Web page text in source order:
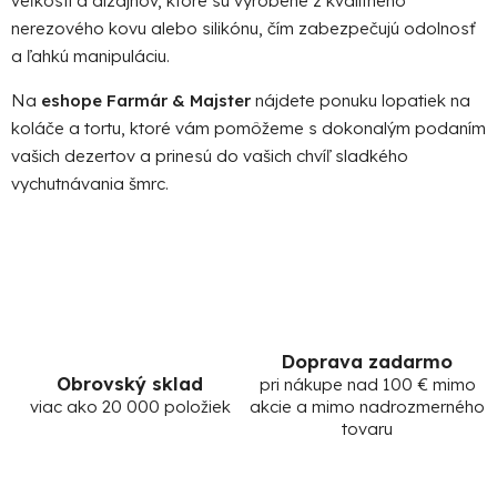
v
v
ý
p
nerezového kovu alebo silikónu, čím zabezpečujú odolnosť
a ľahkú manipuláciu.
Na eshope Farmár & Majster nájdete ponuku lopatiek na
koláče a tortu, ktoré vám pomôžeme s dokonalým podaním
vašich dezertov a prinesú do vašich chvíľ sladkého
vychutnávania šmrc.
Obrovský sklad
viac ako 20 000 položiek
Doprava zadarmo
pri nákupe nad 100 € mimo
akcie a mimo nadrozmerného
tovaru